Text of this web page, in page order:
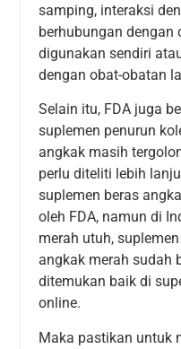
samping, interaksi
berhubungan dengan
digunakan sendiri
dengan obat-obatan
Selain itu, FDA juga
suplemen penurun
angkak masih
perlu diteliti lebih
suplemen beras
oleh FDA, namun di
merah utuh,
angkak merah sudah
ditemukan baik di
online.
Maka pastikan untuk